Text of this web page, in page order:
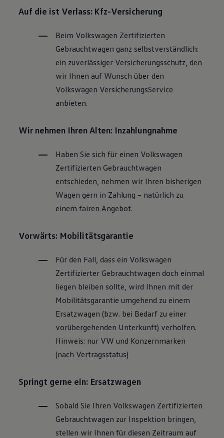
Auf die ist Verlass: Kfz-Versicherung
Beim Volkswagen Zertifizierten
Gebrauchtwagen ganz selbstverständlich:
ein zuverlässiger Versicherungsschutz, den
wir Ihnen auf Wunsch über den
Volkswagen VersicherungsService
anbieten.
Wir nehmen Ihren Alten: Inzahlungnahme
Haben Sie sich für einen Volkswagen
Zertifizierten Gebrauchtwagen
entschieden, nehmen wir Ihren bisherigen
Wagen gern in Zahlung – natürlich zu
einem fairen Angebot.
Vorwärts: Mobilitätsgarantie
Für den Fall, dass ein Volkswagen
Zertifizierter Gebrauchtwagen doch einmal
liegen bleiben sollte, wird Ihnen mit der
Mobilitätsgarantie umgehend zu einem
Ersatzwagen (bzw. bei Bedarf zu einer
vorübergehenden Unterkunft) verholfen.
Hinweis: nur VW und Konzernmarken
(nach Vertragsstatus)
Springt gerne ein: Ersatzwagen
Sobald Sie Ihren Volkswagen Zertifizierten
Gebrauchtwagen zur Inspektion bringen,
stellen wir Ihnen für diesen Zeitraum auf